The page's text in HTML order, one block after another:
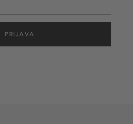
PRIJAVA